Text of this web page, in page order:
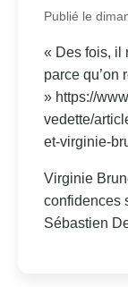
Publié le
« Des fois, il
parce qu’on
» https://
vedette/
et-virginie-
Virginie
confidences
Sébastien